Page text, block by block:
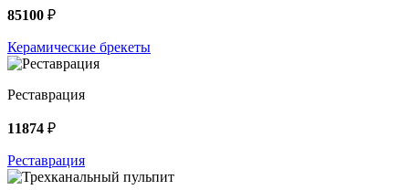
85100 ₽
Керамические брекеты
Реставрация
11874 ₽
Реставрация